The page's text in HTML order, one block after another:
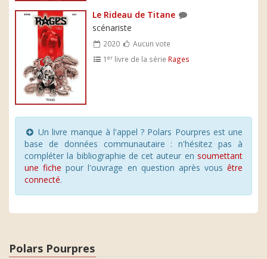
Le Rideau de Titane
scénariste
2020
Aucun vote
1er livre de la série Rages
Un livre manque à l'appel ? Polars Pourpres est une
base de données communautaire : n'hésitez pas à
compléter la bibliographie de cet auteur en soumettant
une fiche pour l'ouvrage en question après vous être
connecté.
Polars Pourpres